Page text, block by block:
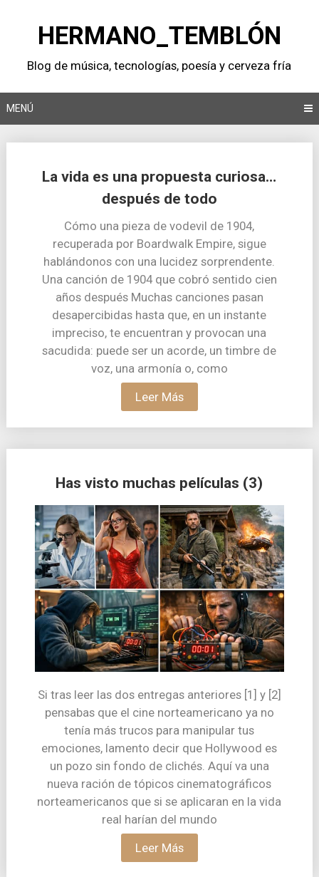
contenidoHERMANO_TEMBLÓN
Blog de música, tecnologí­as, poesí­a y cerveza frí­a
MENÚ
La vida es una propuesta curiosa…
después de todo
Cómo una pieza de vodevil de 1904,
recuperada por Boardwalk Empire, sigue
hablándonos con una lucidez sorprendente.
Una canción de 1904 que cobró sentido cien
años después Muchas canciones pasan
desapercibidas hasta que, en un instante
impreciso, te encuentran y provocan una
sacudida: puede ser un acorde, un timbre de
voz, una armonía o, como
Leer Más
Has visto muchas pelí­culas (3)
Si tras leer las dos entregas anteriores [1] y [2]
pensabas que el cine norteamericano ya no
tenía más trucos para manipular tus
emociones, lamento decir que Hollywood es
un pozo sin fondo de clichés. Aquí va una
nueva ración de tópicos cinematográficos
norteamericanos que si se aplicaran en la vida
real harían del mundo
Leer Más